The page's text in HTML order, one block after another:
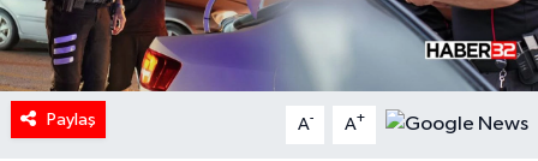
Paylaş A- A+
MAGAZİN
Oyun
POLİTİKA